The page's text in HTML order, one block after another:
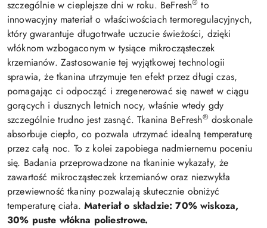
szczególnie w cieplejsze dni w roku. BeFresh® to
innowacyjny materiał o właściwościach termoregulacyjnych,
który gwarantuje długotrwałe uczucie świeżości, dzięki
włóknom wzbogaconym w tysiące mikrocząsteczek
krzemianów. Zastosowanie tej wyjątkowej technologii
sprawia, że tkanina utrzymuje ten efekt przez długi czas,
pomagając ci odpocząć i zregenerować się nawet w ciągu
gorących i dusznych letnich nocy, właśnie wtedy gdy
szczególnie trudno jest zasnąć. Tkanina BeFresh® doskonale
absorbuje ciepło, co pozwala utrzymać idealną temperaturę
przez całą noc. To z kolei zapobiega nadmiernemu poceniu
się. Badania przeprowadzone na tkaninie wykazały, że
zawartość mikrocząsteczek krzemianów oraz niezwykła
przewiewność tkaniny pozwalają skutecznie obniżyć
temperaturę ciała.Materiał o składzie: 70% wiskoza,
30% puste włókna poliestrowe.